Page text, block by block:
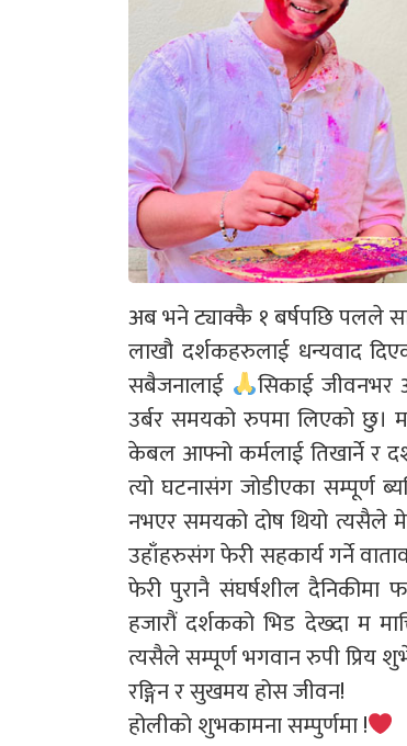
अब भने ट्याक्कै १ बर्षपछि पलले
लाखौ दर्शकहरुलाई धन्यवाद
सबैजनालाई
सिकाई जीवनभर
उर्बर समयको रुपमा लिएको छु।
केबल आफ्नो कर्मलाई तिखार्ने र
त्यो घटनासंग जोडीएका सम्पूर्ण
नभएर समयको दोष थियो त्यसैले
उहाँहरुसंग फेरी सहकार्य गर्ने
फेरी पुरानै संघर्षशील दैनिकीमा
हजारौं दर्शकको भिड देख्दा म
त्यसैले सम्पूर्ण भगवान रुपी प्रिय
रङ्गिन र सुखमय होस जीवन!
होलीको शुभकामना सम्पुर्णमा !